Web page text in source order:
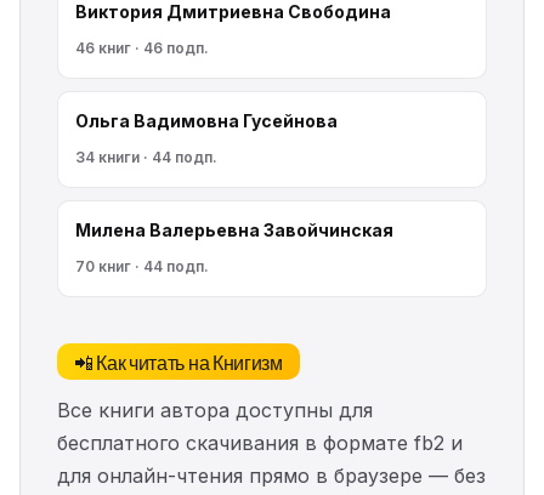
Виктория Дмитриевна Свободина
46 книг · 46 подп.
Ольга Вадимовна Гусейнова
34 книги · 44 подп.
Милена Валерьевна Завойчинская
70 книг · 44 подп.
📲 Как читать на Книгизм
Все книги автора доступны для
бесплатного скачивания в формате fb2 и
для онлайн-чтения прямо в браузере — без